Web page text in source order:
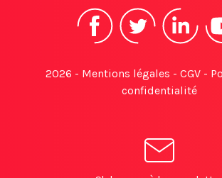
2026 - Mentions légales - CGV-
confidentialité